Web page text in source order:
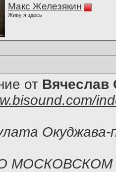
Макс Железякин
Живу я здесь
от Вячеслав
Окуджава-
МОСКОВСКОМ